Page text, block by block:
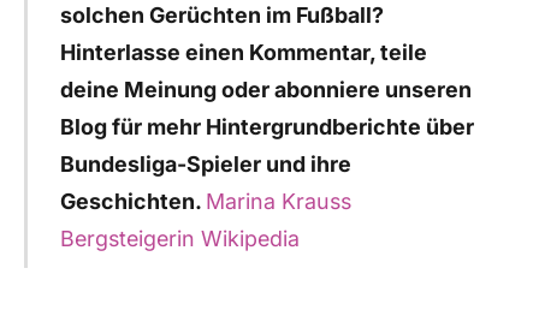
solchen Gerüchten im Fußball?
Hinterlasse einen Kommentar, teile
deine Meinung oder abonniere unseren
Blog für mehr Hintergrundberichte über
Bundesliga-Spieler und ihre
Geschichten. Marina Krauss
Bergsteigerin Wikipedia